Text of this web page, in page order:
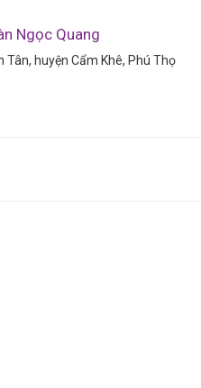
Ngọc Quang
Tân, huyện Cẩm Khê, Phú Thọ